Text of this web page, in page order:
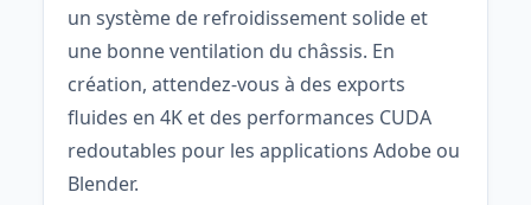
un système de refroidissement solide et
une bonne ventilation du châssis. En
création, attendez-vous à des exports
fluides en 4K et des performances CUDA
redoutables pour les applications Adobe ou
Blender.